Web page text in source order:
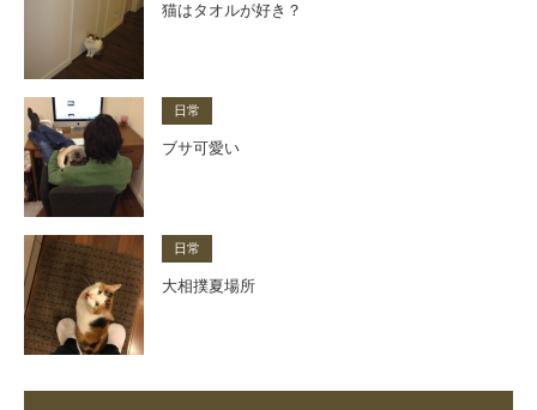
猫はタオルが好き？
日常
ブサ可愛い
日常
大相撲夏場所